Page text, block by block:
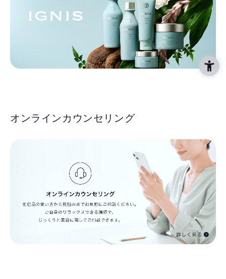
オンラインカウンセリング